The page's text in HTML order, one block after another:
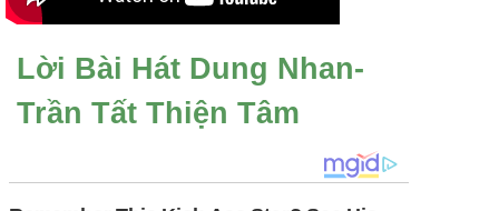
Lời Bài Hát Dung Nhan-
Trần Tất Thiện Tâm